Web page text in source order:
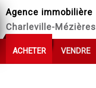
Agence immobilière
Charleville-
ACHETER VENDRE